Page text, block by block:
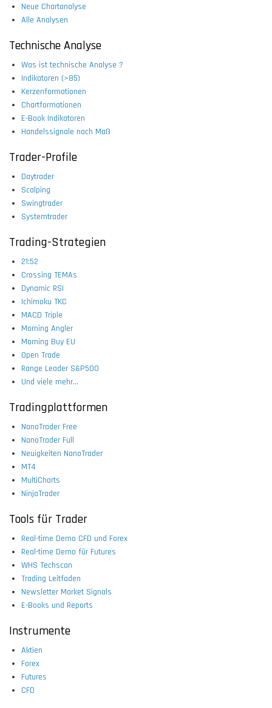
Neue Chartanalyse
Alle Analysen
Technische Analyse
Was ist technische Analyse ?
Indikatoren (>85)
Kerzenformationen
Chartformationen
E-Book Indikatoren
Handelssignale nach Maß
Trader-Profile
Daytrader
Scalping
Swingtrader
Systemtrader
Trading-Strategien
21:52
Crossing TEMAs
Dynamic RSI
Ichimoku TKC
MACD Triple
Morning Angler
Morning Buy EU
Open Trade
Range Leader S&P500
Und viele mehr...
Tradingplattformen
NanoTrader Free
NanoTrader Full
Neuigkeiten NanoTrader
MT4
MultiCharts
NinjaTrader
Tools für Trader
Real-time Demo CFD und Forex
Real-time Demo für Futures
WHS Techscan
Trading Leitfaden
Newsletter Market Signals
E-Books und Reports
Instrumente
Aktien
Forex
Futures
CFD